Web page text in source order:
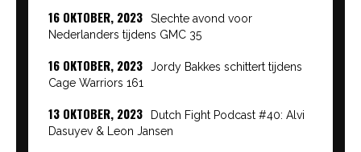
16 OKTOBER, 2023
Slechte avond voor
Nederlanders tijdens GMC 35
16 OKTOBER, 2023
Jordy Bakkes schittert tijdens
Cage Warriors 161
13 OKTOBER, 2023
Dutch Fight Podcast #40: Alvi
Dasuyev & Leon Jansen